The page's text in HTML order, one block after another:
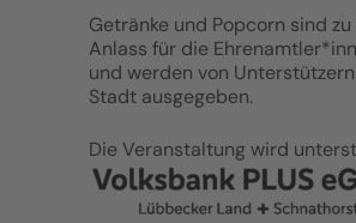
Getränke und Popcorn sind
Anlass für die
und werden von
Stadt ausgegeben.
Die Veranstaltung wird